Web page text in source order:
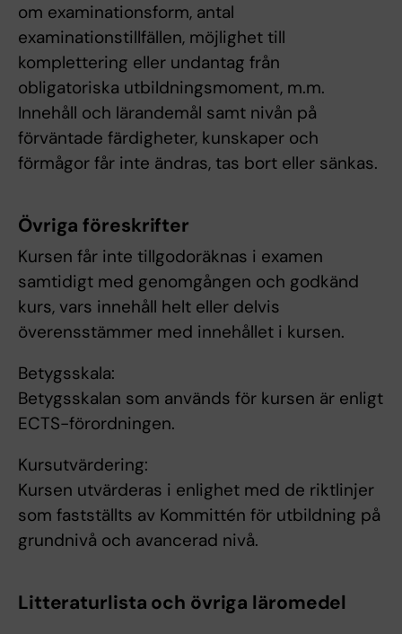
om examinationsform, antal
examinationstillfällen, möjlighet till
komplettering eller undantag från
obligatoriska utbildningsmoment, m.m.
Innehåll och lärandemål samt nivån på
förväntade färdigheter, kunskaper och
förmågor får inte ändras, tas bort eller sänkas.
Övriga föreskrifter
Kursen får inte tillgodoräknas i examen
samtidigt med genomgången och godkänd
kurs, vars innehåll helt eller delvis
överensstämmer med innehållet i kursen.
Betygsskala:
Betygsskalan som används för kursen är enligt
ECTS-förordningen.
Kursutvärdering:
Kursen utvärderas i enlighet med de riktlinjer
som fastställts av Kommittén för utbildning på
grundnivå och avancerad nivå.
Litteraturlista och övriga läromedel